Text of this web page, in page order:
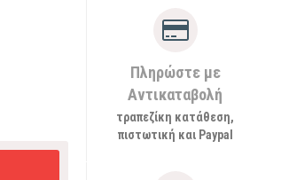
Πληρώστε με
Αντικαταβολή
τραπεζίκη κατάθεση,
πιστωτική και Paypal